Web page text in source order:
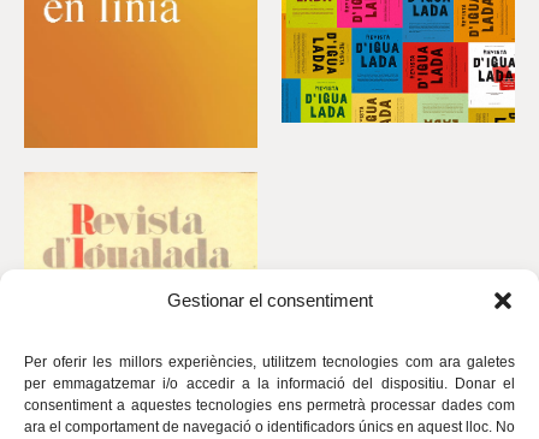
Gestionar el consentiment
Per oferir les millors experiències, utilitzem tecnologies com ara galetes
per emmagatzemar i/o accedir a la informació del dispositiu. Donar el
consentiment a aquestes tecnologies ens permetrà processar dades com
ara el comportament de navegació o identificadors únics en aquest lloc. No